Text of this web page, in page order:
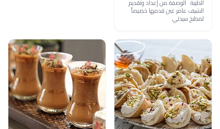
الطيبة الوصفة من إعداد وتقديم
الشيف عامر غبن قدمها خصيصاً
لمطبخ سيدتي